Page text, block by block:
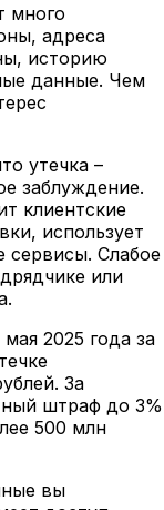
много
адреса
историю
данные. Чем
утечка –
заблуждение.
клиентские
использует
сервисы. Слабое
или
2025 года за
За
штраф до 3%
500 млн
вы